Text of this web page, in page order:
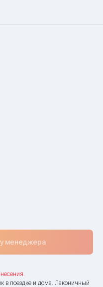
у менеджера
в поездке и дома. Лаконичный